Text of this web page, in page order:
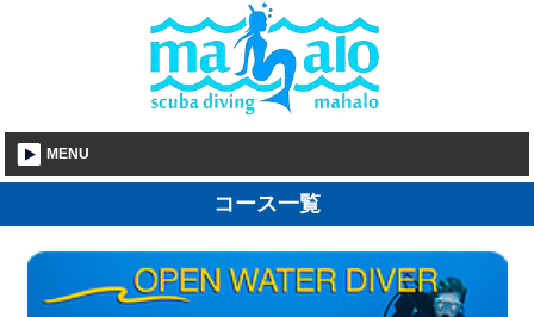
MENU
コース一覧